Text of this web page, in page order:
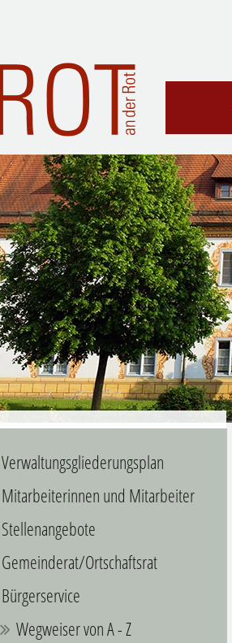
Verwaltungsgliederungsplan
Mitarbeiterinnen und Mitarbeiter
Stellenangebote
Gemeinderat/Ortschaftsrat
Bürgerservice
Wegweiser von A - Z